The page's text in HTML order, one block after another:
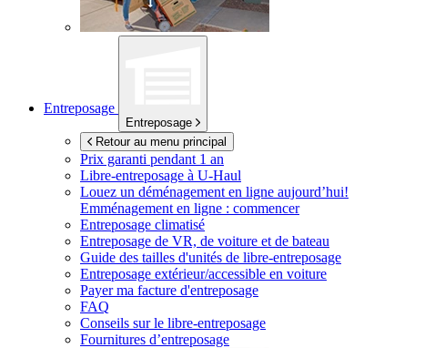
Entreposage
Entreposage
Retour au menu principal
Prix garanti pendant 1 an
Libre-entreposage à U-Haul
Louez un déménagement en ligne aujourd’hui!
Emménagement en ligne : commencer
Entreposage climatisé
Entreposage de VR, de voiture et de bateau
Guide des tailles d'unités de libre-entreposage
Entreposage extérieur/accessible en voiture
Payer ma facture d'entreposage
FAQ
Conseils sur le libre-entreposage
Fournitures d’entreposage